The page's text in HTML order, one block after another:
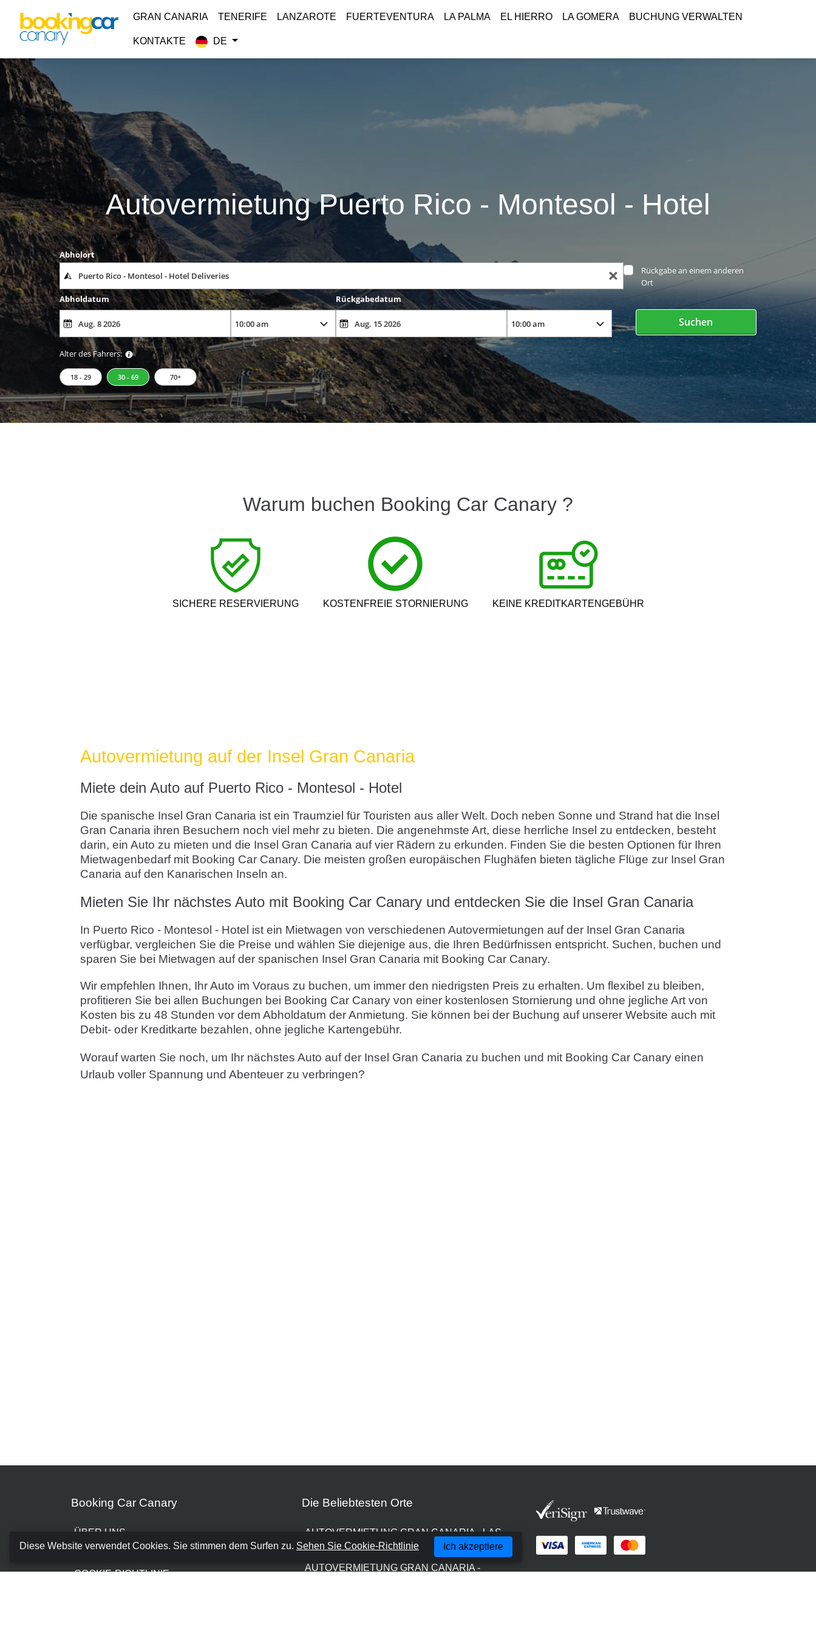
GRAN CANARIA TENERIFE LANZAROTE FUERTEVENTURA LA PALMA EL HIERRO LA GOMERA BUCHUNG VERWALTEN
KONTAKTE DE
Autovermietung Puerto Rico - Montesol - Hotel
Abholort
Rückgabe an einem anderen
Ort
Abholdatum
Rückgabedatum
Alter des Fahrers:
18 - 29 30 - 69 70+
Suchen
Warum buchen Booking Car Canary ?
SICHERE RESERVIERUNG KOSTENFREIE STORNIERUNG KEINE KREDITKARTENGEBÜHR
Autovermietung auf der Insel Gran Canaria
Miete dein Auto auf Puerto Rico - Montesol - Hotel
Die spanische Insel Gran Canaria ist ein Traumziel für Touristen aus aller Welt. Doch neben Sonne und Strand hat die Insel
Gran Canaria ihren Besuchern noch viel mehr zu bieten. Die angenehmste Art, diese herrliche Insel zu entdecken, besteht
darin, ein Auto zu mieten und die Insel Gran Canaria auf vier Rädern zu erkunden. Finden Sie die besten Optionen für Ihren
Mietwagenbedarf mit Booking Car Canary. Die meisten großen europäischen Flughäfen bieten tägliche Flüge zur Insel Gran
Canaria auf den Kanarischen Inseln an.
Mieten Sie Ihr nächstes Auto mit Booking Car Canary und entdecken Sie die Insel Gran Canaria
In Puerto Rico - Montesol - Hotel ist ein Mietwagen von verschiedenen Autovermietungen auf der Insel Gran Canaria
verfügbar, vergleichen Sie die Preise und wählen Sie diejenige aus, die Ihren Bedürfnissen entspricht. Suchen, buchen und
sparen Sie bei Mietwagen auf der spanischen Insel Gran Canaria mit Booking Car Canary.
Wir empfehlen Ihnen, Ihr Auto im Voraus zu buchen, um immer den niedrigsten Preis zu erhalten. Um flexibel zu bleiben,
profitieren Sie bei allen Buchungen bei Booking Car Canary von einer kostenlosen Stornierung und ohne jegliche Art von
Kosten bis zu 48 Stunden vor dem Abholdatum der Anmietung. Sie können bei der Buchung auf unserer Website auch mit
Debit- oder Kreditkarte bezahlen, ohne jegliche Kartengebühr.
Worauf warten Sie noch, um Ihr nächstes Auto auf der Insel Gran Canaria zu buchen und mit Booking Car Canary einen
Urlaub voller Spannung und Abenteuer zu verbringen?
Booking Car Canary
ÜBER UNS
COOKIE-RICHTLINIE
Die Beliebtesten Orte
AUTOVERMIETUNG GRAN CANARIA - LAS
PALMAS
AUTOVERMIETUNG GRAN CANARIA -
Diese Website verwendet Cookies. Sie stimmen dem Surfen zu. Sehen Sie Cookie-Richtlinie Ich akzeptiere